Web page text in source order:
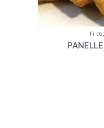
Fritti,